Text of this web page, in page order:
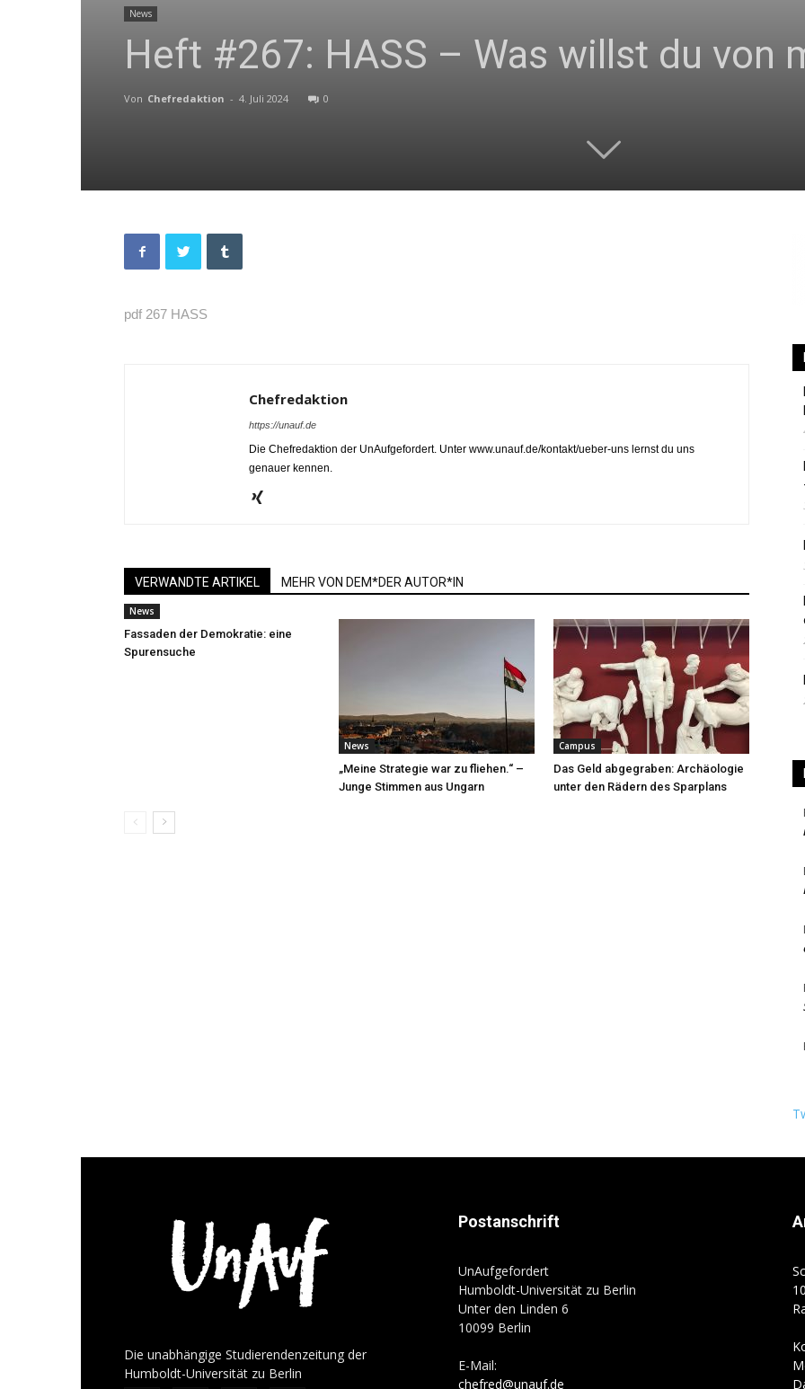
der
HU
News
Heft #267: HASS – Was willst du von
Von Chefredaktion - 4. Juli 2024 0
pdf 267 HASS
Chefredaktion
https://unauf.de
Die Chefredaktion der UnAufgefordert. Unter www.unauf.de/kontakt/ueber-uns lernst du uns
genauer kennen.
VERWANDTE ARTIKEL MEHR VON DEM*DER AUTOR*IN
News
Fassaden der Demokratie: eine
Spurensuche
News
„Meine Strategie war zu fliehen.“ –
Junge Stimmen aus Ungarn
Campus
Das Geld abgegraben: Archäologie
unter den Rädern des Sparplans
Die unabhängige Studierendenzeitung der
Humboldt-Universität zu Berlin
Postanschrift
UnAufgefordert
Humboldt-Universität zu Berlin
Unter den Linden 6
10099 Berlin
E-Mail:
chefred@unauf.de